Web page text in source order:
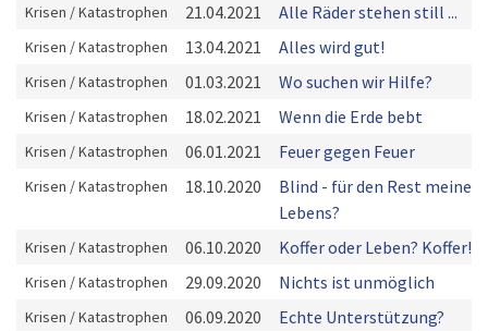
Krisen / Katastrophen 21.04.2021 Alle Räder stehen still ...
Krisen / Katastrophen 13.04.2021 Alles wird gut!
Krisen / Katastrophen 01.03.2021 Wo suchen wir Hilfe?
Krisen / Katastrophen 18.02.2021 Wenn die Erde bebt
Krisen / Katastrophen 06.01.2021 Feuer gegen Feuer
Krisen / Katastrophen 18.10.2020
Blind - für den Rest meines
Lebens?
Krisen / Katastrophen 06.10.2020 Koffer oder Leben? Koffer!
Krisen / Katastrophen 29.09.2020 Nichts ist unmöglich
Krisen / Katastrophen 06.09.2020 Echte Unterstützung?